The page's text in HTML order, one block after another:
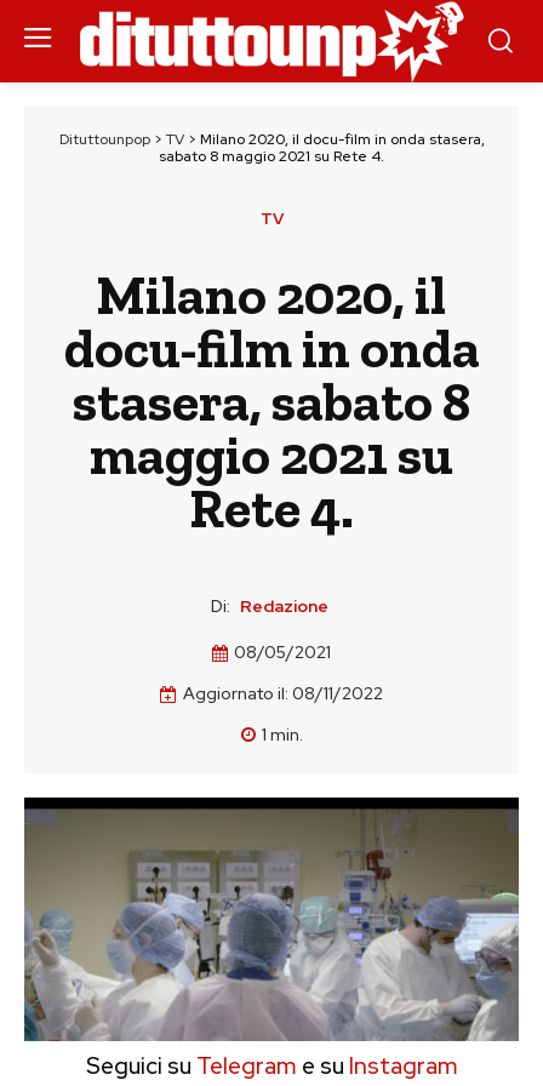
Dituttounpop> TV> Milano 2020, il docu-film in onda stasera,
sabato 8 maggio 2021 su Rete 4.
TV
Milano 2020, il
docu-film in onda
stasera, sabato 8
maggio 2021 su
Rete 4.
Di: Redazione
08/05/2021
Aggiornato il: 08/11/2022
1 min.
Seguici su Telegram e su Instagram